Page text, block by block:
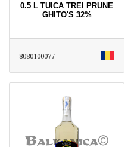
0.5 L TUICA TREI PRUNE
GHITO'S 32%
8080100077